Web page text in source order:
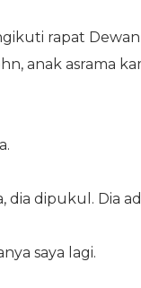
rapat
anak asrama
dia dipukul. Dia
saya lagi.